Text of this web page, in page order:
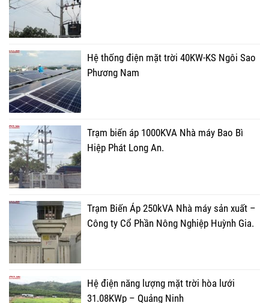
Hệ thống điện mặt trời 40KW-KS Ngôi Sao
Phương Nam
Trạm biến áp 1000KVA Nhà máy Bao Bì
Hiệp Phát Long An.
Trạm Biến Áp 250kVA Nhà máy sản xuất –
Công ty Cổ Phần Nông Nghiệp Huỳnh Gia.
Hệ điện năng lượng mặt trời hòa lưới
31.08KWp – Quảng Ninh